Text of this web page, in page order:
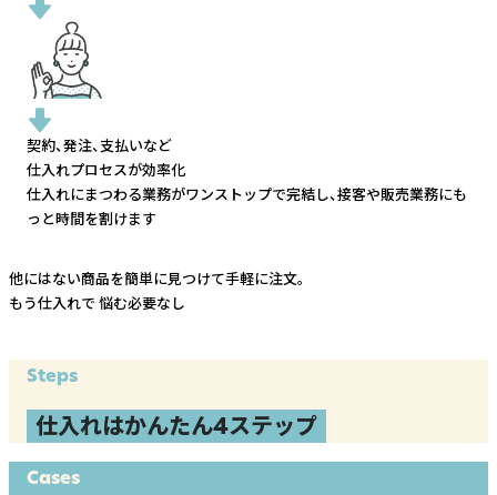
契約、発注、支払いなど
仕入れプロセスが効率化
仕入れにまつわる業務がワンストップで完結し、接客や販売業務にも
っと時間を割けます
他にはない商品を簡単に見つけて手軽に注文。
もう仕入れで 悩む必要なし
Steps
仕入れはかんたん4ステップ
Cases